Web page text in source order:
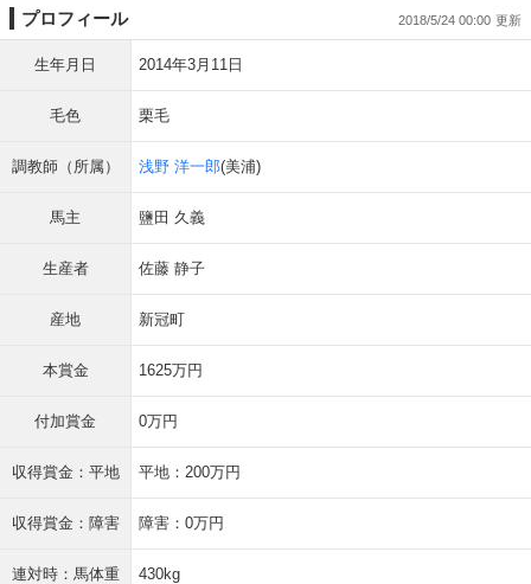
プロフィール 2018/5/24 00:00
生年月日 2014年3月11日
毛色 栗毛
調教師（所属） 浅野 洋一郎(美浦)
馬主 鹽田 久義
生産者 佐藤 静子
産地 新冠町
本賞金 1625万円
付加賞金 0万円
収得賞金：平地 平地：200万円
収得賞金：障害 障害：0万円
連対時：馬体重 430kg